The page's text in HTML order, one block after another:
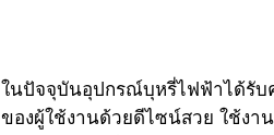
ในปัจจุบันอุปกรณ์บุหรี่ไฟฟ้าได้รับ
ของผู้ใช้งานด้วยดีไซน์สวย ใช้งา